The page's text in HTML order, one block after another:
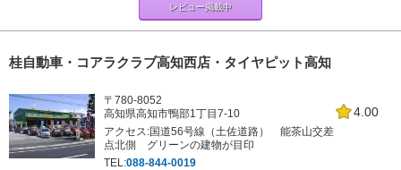
レビュー掲載中
桂自動車・コアラクラブ高知西店・タイヤピット高知
4.00
〒780-8052
高知県高知市鴨部1丁目7-10
アクセス:国道56号線（土佐道路） 能茶山交差
点北側 グリーンの建物が目印
TEL:088-844-0019